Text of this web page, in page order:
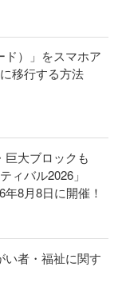
ド）」をスマホア
移行する方法
巨大ブロックも
ィバル2026」
8月8日に開催！
い者・福祉に関す